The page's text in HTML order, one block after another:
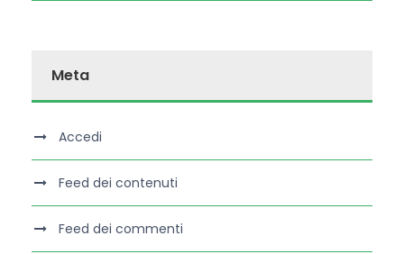
Meta
Accedi
Feed dei contenuti
Feed dei commenti